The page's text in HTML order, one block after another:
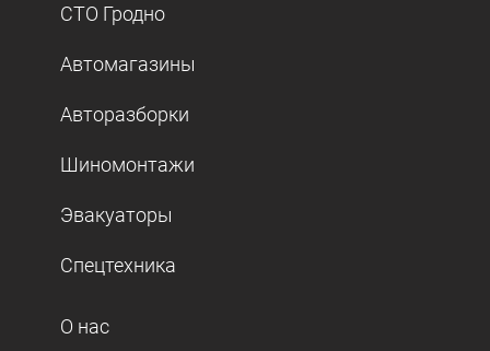
СТО Гродно
Автомагазины
Авторазборки
Шиномонтажи
Эвакуаторы
Спецтехника
О нас